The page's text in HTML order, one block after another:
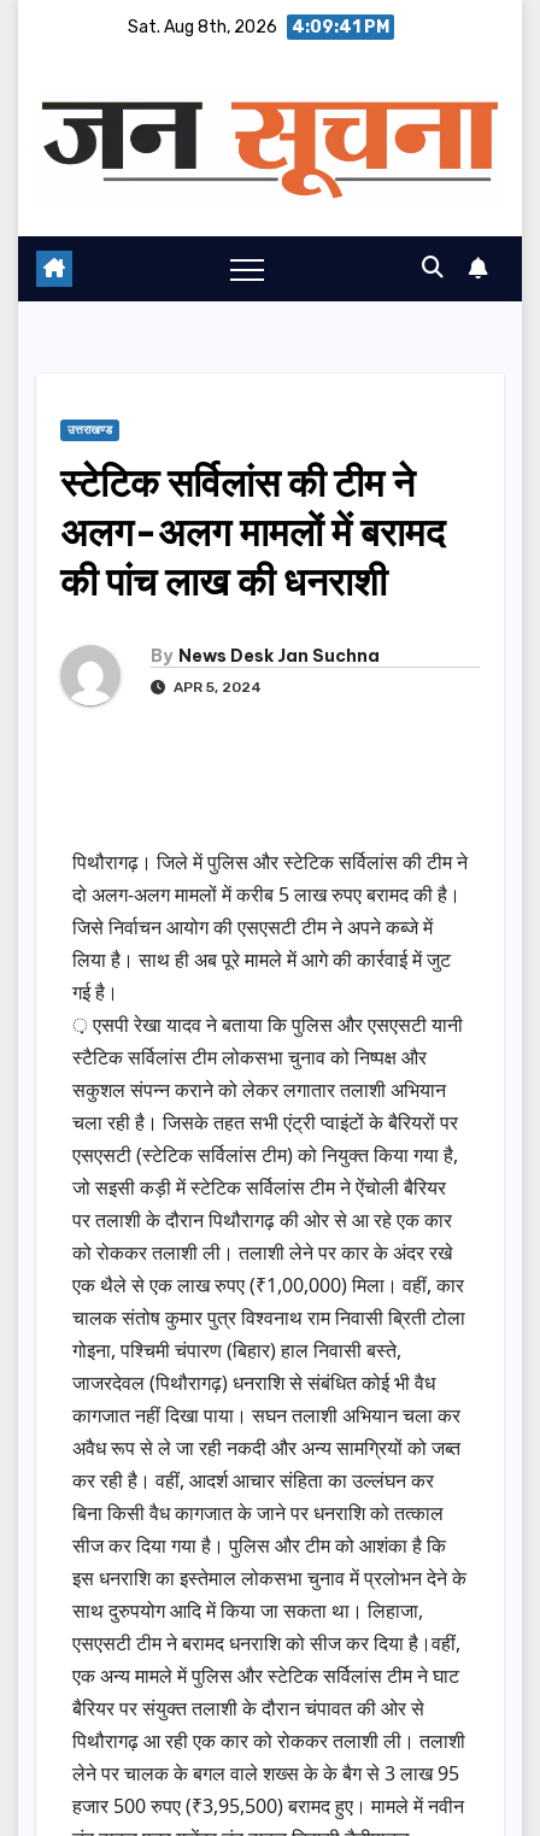
Sat. Aug 8th, 2026 4:09:42 PM
उत्तराखण्ड
स्टेटिक सर्विलांस की टीम ने
अलग-अलग मामलों में बरामद
की पांच लाख की धनराशी
By News Desk Jan Suchna
APR 5, 2024
पिथौरागढ़। जिले में पुलिस और स्टेटिक सर्विलांस की टीम ने
दो अलग-अलग मामलों में करीब 5 लाख रुपए बरामद की है।
जिसे निर्वाचन आयोग की एसएसटी टीम ने अपने कब्जे में
लिया है। साथ ही अब पूरे मामले में आगे की कार्रवाई में जुट
गई है।
़ एसपी रेखा यादव ने बताया कि पुलिस और एसएसटी यानी
स्टैटिक सर्विलांस टीम लोकसभा चुनाव को निष्पक्ष और
सकुशल संपन्न कराने को लेकर लगातार तलाशी अभियान
चला रही है। जिसके तहत सभी एंट्री प्वाइंटों के बैरियरों पर
एसएसटी (स्टेटिक सर्विलांस टीम) को नियुक्त किया गया है,
जो सइसी कड़ी में स्टेटिक सर्विलांस टीम ने ऐंचोली बैरियर
पर तलाशी के दौरान पिथौरागढ़ की ओर से आ रहे एक कार
को रोककर तलाशी ली। तलाशी लेने पर कार के अंदर रखे
एक थैले से एक लाख रुपए (₹1,00,000) मिला। वहीं, कार
चालक संतोष कुमार पुत्र विश्वनाथ राम निवासी ब्रिती टोला
गोइना, पश्चिमी चंपारण (बिहार) हाल निवासी बस्ते,
जाजरदेवल (पिथौरागढ़) धनराशि से संबंधित कोई भी वैध
कागजात नहीं दिखा पाया। सघन तलाशी अभियान चला कर
अवैध रूप से ले जा रही नकदी और अन्य सामग्रियों को जब्त
कर रही है। वहीं, आदर्श आचार संहिता का उल्लंघन कर
बिना किसी वैध कागजात के जाने पर धनराशि को तत्काल
सीज कर दिया गया है। पुलिस और टीम को आशंका है कि
इस धनराशि का इस्तेमाल लोकसभा चुनाव में प्रलोभन देने के
साथ दुरुपयोग आदि में किया जा सकता था। लिहाजा,
एसएसटी टीम ने बरामद धनराशि को सीज कर दिया है।वहीं,
एक अन्य मामले में पुलिस और स्टेटिक सर्विलांस टीम ने घाट
बैरियर पर संयुक्त तलाशी के दौरान चंपावत की ओर से
पिथौरागढ़ आ रही एक कार को रोककर तलाशी ली। तलाशी
लेने पर चालक के बगल वाले शख्स के के बैग से 3 लाख 95
हजार 500 रुपए (₹3,95,500) बरामद हुए। मामले में नवीन